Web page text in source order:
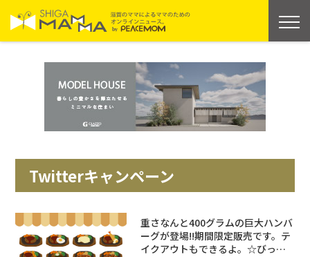
Twitterキャンペーン
重さなんと400グラムの巨大ハンバ
ーグが登場!!期間限定販売です。テ
イクアウトもできるよ。☆びっく